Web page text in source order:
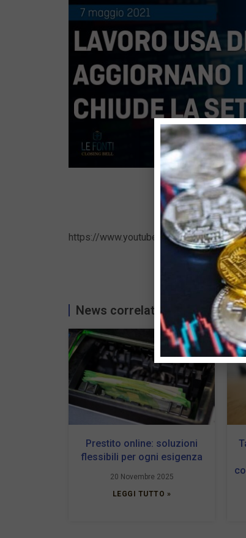
https://www.youtube.com/
News correlate...
Prestito online: soluzioni
flessibili per ogni esigenza
20 Novembre 2025
LEGGI TUTTO »